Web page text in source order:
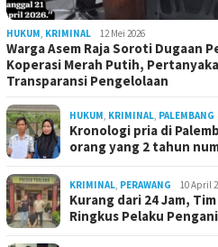
HUKUM, KRIMINAL 12 Mei 2026
Warga Asem Raja Soroti Dugaan
Koperasi Merah Putih,
Transparansi Pengelolaan
HUKUM, KRIMINAL, PALEMBANG
Kronologi pria di
orang yang 2 tahun
KRIMINAL, PERAWANG 10 April
Kurang dari 24 Jam,
Ringkus Pelaku